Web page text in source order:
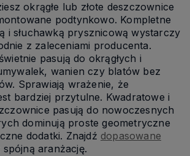
okrągłe lub złote deszczownice
podtynkowo. Kompletne
i słuchawką prysznicową wystarczy
z zaleceniami producenta.
pasują do okrągłych i
wanien czy blatów bez
Sprawiają wrażenie, że
bardziej przytulne. Kwadratowe i
pasują do nowoczesnych
dominują proste geometryczne
dodatki. Znajdź dopasowane
aranżację.